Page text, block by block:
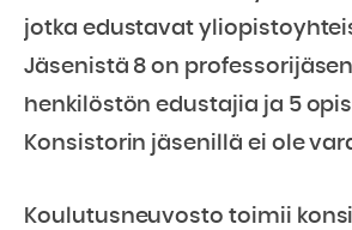
jotka edustavat
Jäsenistä 8 on
henkilöstön edustajia ja 5
Konsistorin jäsenillä ei ole
Koulutusneuvosto toimii